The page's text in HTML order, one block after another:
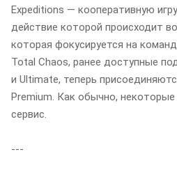
Expeditions — кооперативную
действие которой происходит
которая фокусируется на
Total Chaos, ранее доступные
и Ultimate, теперь
Premium. Как обычно, некоторые
сервис.
---